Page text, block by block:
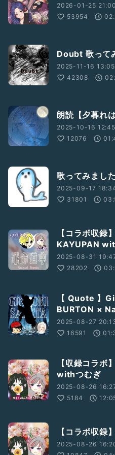
2026-01-25
53954
Doubt 歌って
2025-11-16
42308
朗読【夕暮れ
2025-10-16
12076
歌ってみまし
2025-09-17
31801
【コラボ収録
KAYUPAN
2025-08-31
28202
【 Quote 】
BURTON ×
2025-08-27
16591
【収録コラボ
withつむぎ
2025-08-26
5184
【コラボ収録
2025-08-26